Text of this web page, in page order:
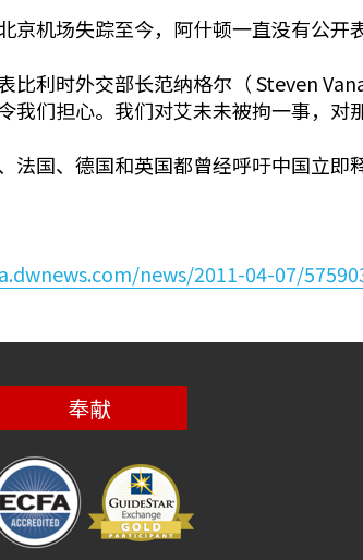
京机场失踪至今，阿什顿一直没有公开
比利时外交部长范纳格尔（ Steven
我们担心。我们对艾未未被拘一事，对
法国、德国和英国都曾经呼吁中国立即
news/2011-04-07/
奉献